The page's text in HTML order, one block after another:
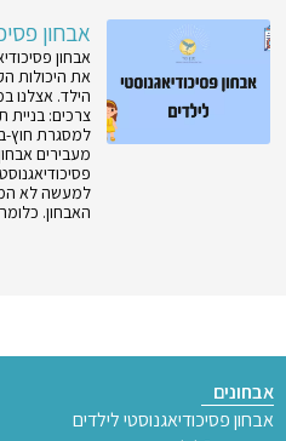
אבחון
אבחון
את היכולות
הילד. אצלנו
צרכים: בניית
למסגרת חוץ-
מעבירים
למעשה לא
האבחון.
אבחונים
אבחון פסיכודיאגנוסטי לילדים